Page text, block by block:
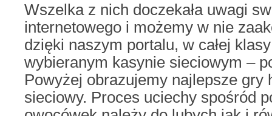
Wszelka z nich doczekała uwagi
internetowego i możemy w nie
dzięki naszym portalu, w całej
wybieranym kasynie sieciowym –
Powyżej obrazujemy najlepsze gry
sieciowy. Proces uciechy spośród